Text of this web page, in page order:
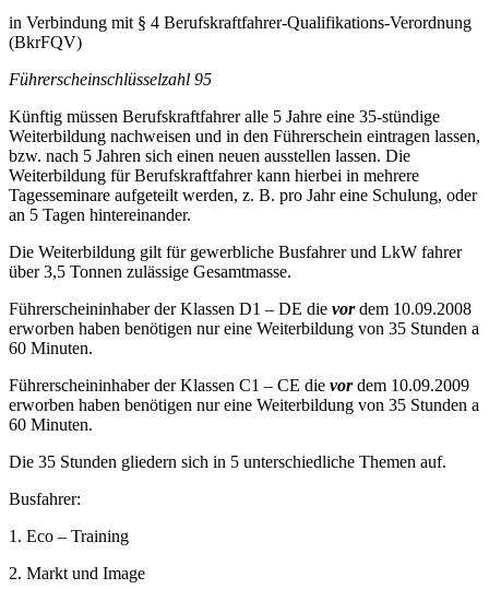
in Verbindung mit § 4 Berufskraftfahrer-Qualifikations-Verordnung
(BkrFQV)
Führerscheinschlüsselzahl 95
Künftig müssen Berufskraftfahrer alle 5 Jahre eine 35-stündige
Weiterbildung nachweisen und in den Führerschein eintragen lassen,
bzw. nach 5 Jahren sich einen neuen ausstellen lassen. Die
Weiterbildung für Berufskraftfahrer kann hierbei in mehrere
Tagesseminare aufgeteilt werden, z. B. pro Jahr eine Schulung, oder
an 5 Tagen hintereinander.
Die Weiterbildung gilt für gewerbliche Busfahrer und LkW fahrer
über 3,5 Tonnen zulässige Gesamtmasse.
Führerscheininhaber der Klassen D1 – DE die vordem 10.09.2008
erworben haben benötigen nur eine Weiterbildung von 35 Stunden a
60 Minuten.
Führerscheininhaber der Klassen C1 – CE die vordem 10.09.2009
erworben haben benötigen nur eine Weiterbildung von 35 Stunden a
60 Minuten.
Die 35 Stunden gliedern sich in 5 unterschiedliche Themen auf.
Busfahrer:
1. Eco – Training
2. Markt und Image